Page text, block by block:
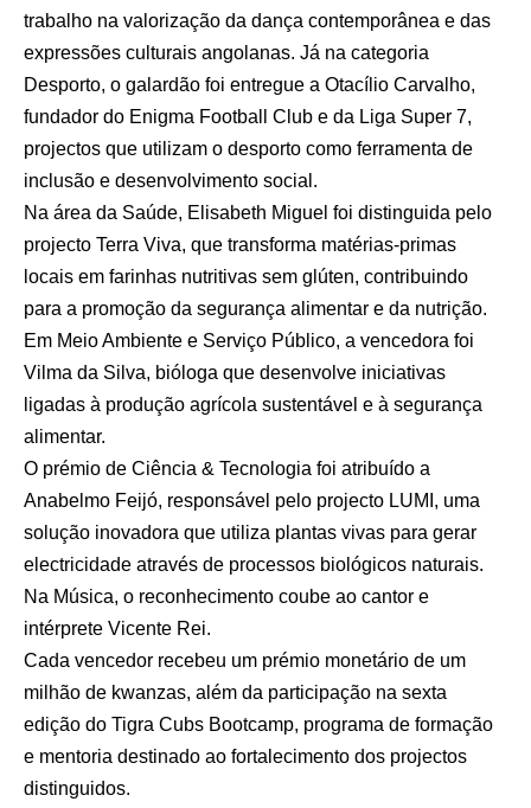
trabalho na valorização da dança contemporânea e das
expressões culturais angolanas. Já na categoria
Desporto, o galardão foi entregue a Otacílio Carvalho,
fundador do Enigma Football Club e da Liga Super 7,
projectos que utilizam o desporto como ferramenta de
inclusão e desenvolvimento social.
Na área da Saúde, Elisabeth Miguel foi distinguida pelo
projecto Terra Viva, que transforma matérias-primas
locais em farinhas nutritivas sem glúten, contribuindo
para a promoção da segurança alimentar e da nutrição.
Em Meio Ambiente e Serviço Público, a vencedora foi
Vilma da Silva, bióloga que desenvolve iniciativas
ligadas à produção agrícola sustentável e à segurança
alimentar.
O prémio de Ciência & Tecnologia foi atribuído a
Anabelmo Feijó, responsável pelo projecto LUMI, uma
solução inovadora que utiliza plantas vivas para gerar
electricidade através de processos biológicos naturais.
Na Música, o reconhecimento coube ao cantor e
intérprete Vicente Rei.
Cada vencedor recebeu um prémio monetário de um
milhão de kwanzas, além da participação na sexta
edição do Tigra Cubs Bootcamp, programa de formação
e mentoria destinado ao fortalecimento dos projectos
distinguidos.